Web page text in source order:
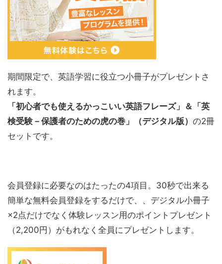
期間限定で、英語学習に役立つ小冊子がプレゼントさ
れます。
「初心者でも使えるかっこいい英語フレーズ」＆「英
検受験－保護者のための虎の巻」（デジタル版） の2冊
セットです。
会員登録に必要なのはたったの4項目。30秒で出来る
簡単な無料会員登録をするだけで、、デジタル小冊子
×2点だけでなく体験レッスン用のポイントプレゼント
（2,200円）がもれなく全員にプレゼントします。